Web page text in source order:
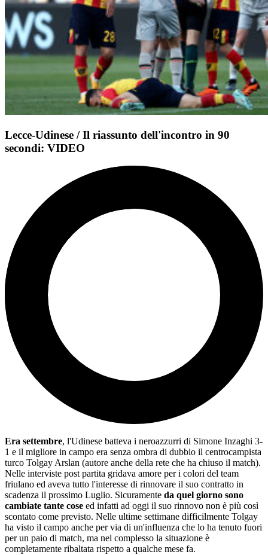
Lecce-Udinese / Il riassunto dell'incontro in 90
secondi: VIDEO
Era settembre, l'Udinese batteva i neroazzurri di Simone Inzaghi 3-
1 e il migliore in campo era senza ombra di dubbio il centrocampista
turco Tolgay Arslan (autore anche della rete che ha chiuso il match).
Nelle interviste post partita gridava amore per i colori del team
friulano ed aveva tutto l'interesse di rinnovare il suo contratto in
scadenza il prossimo Luglio. Sicuramente da quel giorno sono
cambiate tante cose ed infatti ad oggi il suo rinnovo non è più così
scontato come previsto. Nelle ultime settimane difficilmente Tolgay
ha visto il campo anche per via di un'influenza che lo ha tenuto fuori
per un paio di match, ma nel complesso la situazione è
completamente ribaltata rispetto a qualche mese fa.